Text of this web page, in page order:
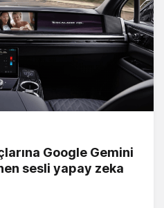
Google Gemini
sesli yapay zeka